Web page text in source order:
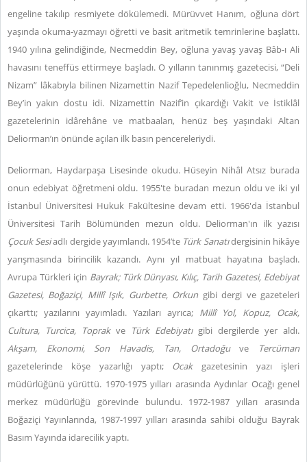
engeline takılıp resmiyete dökülemedi. Mürüvvet Hanım, oğluna dört
yaşında okuma-yazmayı öğretti ve basit aritmetik temrinlerine başlattı.
1940 yılına gelindiğinde, Necmeddin Bey, oğluna yavaş yavaş Bâb-ı Ali
havasını teneffüs ettirmeye başladı. O yılların tanınmış gazetecisi, “Deli
Nizam” lâkabıyla bilinen Nizamettin Nazif Tepedelenlioğlu, Necmeddin
Bey’in yakın dostu idi. Nizamettin Nazif’in çıkardığı Vakit ve İstiklâl
gazetelerinin idârehâne ve matbaaları, henüz beş yaşındaki Altan
Deliorman’ın önünde açılan ilk basın pencereleriydi.
Deliorman, Haydarpaşa Lisesinde okudu. Hüseyin Nihâl Atsız burada
onun edebiyat öğretmeni oldu. 1955'te buradan mezun oldu ve iki yıl
İstanbul Üniversitesi Hukuk Fakültesine devam etti. 1966'da İstanbul
Üniversitesi Tarih Bölümünden mezun oldu. Deliorman'ın ilk yazısı
Çocuk Sesiadlı dergide yayımlandı. 1954’te Türk Sanatıdergisinin hikâye
yarışmasında birincilik kazandı. Aynı yıl matbuat hayatına başladı.
Avrupa Türkleri için Bayrak; Türk Dünyası, Kılıç, Tarih Gazetesi, Edebiyat
Gazetesi, Boğaziçi, Millî Işık, Gurbette, Orkun gibi dergi ve gazeteleri
çıkarttı; yazılarını yayımladı. Yazıları ayrıca; Millî Yol, Kopuz, Ocak,
Cultura, Turcica, Toprak ve Türk Edebiyatı gibi dergilerde yer aldı.
Akşam, Ekonomi, Son Havadis, Tan, Ortadoğuve
Tercüman
gazetelerinde köşe yazarlığı yaptı; Ocakgazetesinin yazı işleri
müdürlüğünü yürüttü. 1970-1975 yılları arasında Aydınlar Ocağı genel
merkez müdürlüğü görevinde bulundu. 1972-1987 yılları arasında
Boğaziçi Yayınlarında, 1987-1997 yılları arasında sahibi olduğu Bayrak
Basım Yayında idarecilik yaptı.